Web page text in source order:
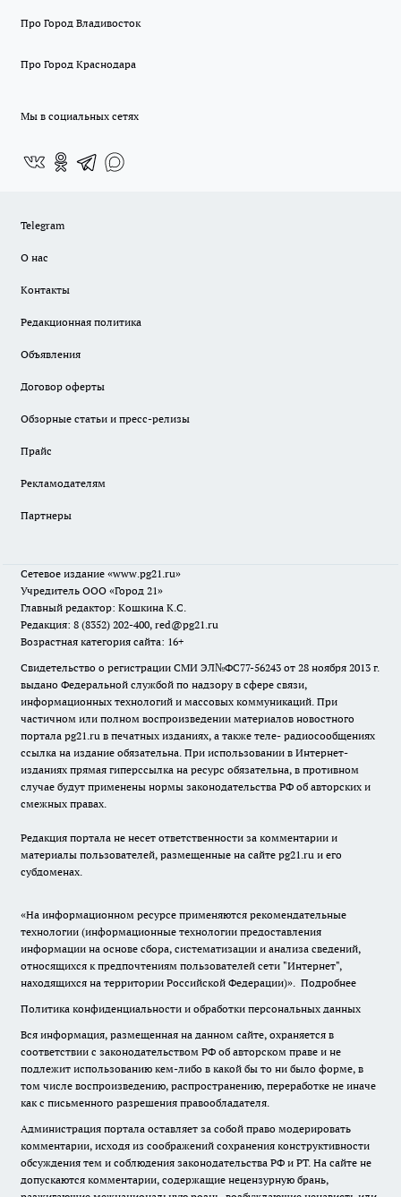
Про Город Владивосток
Про Город Краснодара
Мы в социальных сетях
Telegram
О нас
Контакты
Редакционная политика
Объявления
Договор оферты
Обзорные статьи и пресс-релизы
Прайс
Рекламодателям
Партнеры
Сетевое издание «www.pg21.ru»
Учредитель ООО «Город 21»
Главный редактор: Кошкина К.С.
Редакция: 8 (8352) 202-400, red@pg21.ru
Возрастная категория сайта: 16+
Свидетельство о регистрации СМИ ЭЛ№ФС77-56243 от 28 ноября 2013 г.
выдано Федеральной службой по надзору в сфере связи,
информационных технологий и массовых коммуникаций. При
частичном или полном воспроизведении материалов новостного
портала pg21.ru в печатных изданиях, а также теле- радиосообщениях
ссылка на издание обязательна. При использовании в Интернет-
изданиях прямая гиперссылка на ресурс обязательна, в противном
случае будут применены нормы законодательства РФ об авторских и
смежных правах.
Редакция портала не несет ответственности за комментарии и
материалы пользователей, размещенные на сайте pg21.ru и его
субдоменах.
«На информационном ресурсе применяются рекомендательные
технологии (информационные технологии предоставления
информации на основе сбора, систематизации и анализа сведений,
относящихся к предпочтениям пользователей сети "Интернет",
находящихся на территории Российской Федерации)». Подробнее
Политика конфиденциальности и обработки персональных данных
Вся информация, размещенная на данном сайте, охраняется в
соответствии с законодательством РФ об авторском праве и не
подлежит использованию кем-либо в какой бы то ни было форме, в
том числе воспроизведению, распространению, переработке не иначе
как с письменного разрешения правообладателя.
Администрация портала оставляет за собой право модерировать
комментарии, исходя из соображений сохранения конструктивности
обсуждения тем и соблюдения законодательства РФ и РТ. На сайте не
допускаются комментарии, содержащие нецензурную брань,